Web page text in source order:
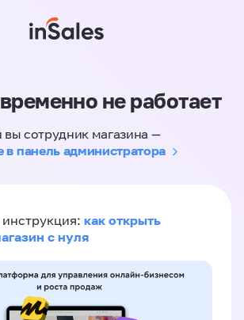
не работает
вы сотрудник магазина —
в панель администратора
как открыть
с нуля